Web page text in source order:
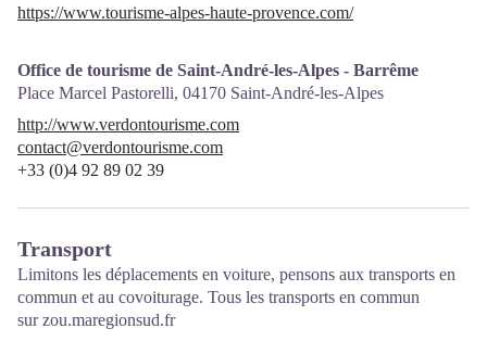
https://www.tourisme-alpes-haute-provence.com/
Office de tourisme de Saint-André-les-Alpes - Barrême
Place Marcel Pastorelli, 04170 Saint-André-les-Alpes
http://www.verdontourisme.com
contact@verdontourisme.com
+33 (0)4 92 89 02 39
Transport
Limitons les déplacements en voiture, pensons aux transports en
commun et au covoiturage. Tous les transports en commun
surzou.maregionsud.fr